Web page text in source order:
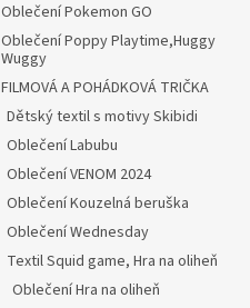
Oblečení Pokemon GO
Oblečení Poppy Playtime,Huggy
Wuggy
FILMOVÁ A POHÁDKOVÁ TRIČKA
Dětský textil s motivy Skibidi
Oblečení Labubu
Oblečení VENOM 2024
Oblečení Kouzelná beruška
Oblečení Wednesday
Textil Squid game, Hra na oliheň
Oblečení Hra na oliheň